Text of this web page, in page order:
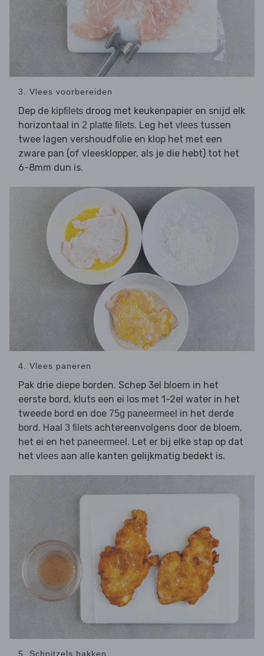
3. Vlees voorbereiden
Dep de kipfilets droog met keukenpapier en snijd elk
horizontaal in 2 platte filets. Leg het vlees tussen
twee lagen vershoudfolie en klop het met een
zware pan (of vleesklopper, als je die hebt) tot het
6-8mm dun is.
4. Vlees paneren
Pak drie diepe borden. Schep 3el bloem in het
eerste bord, kluts een ei los met 1-2el water in het
tweede bord en doe 75g paneermeel in het derde
bord. Haal 3 filets achtereenvolgens door de bloem,
het ei en het paneermeel . Let er bij elke stap op dat
het vlees aan alle kanten gelijkmatig bedekt is.
5. Schnitzels bakken